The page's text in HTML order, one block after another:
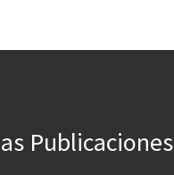
Publicaciones